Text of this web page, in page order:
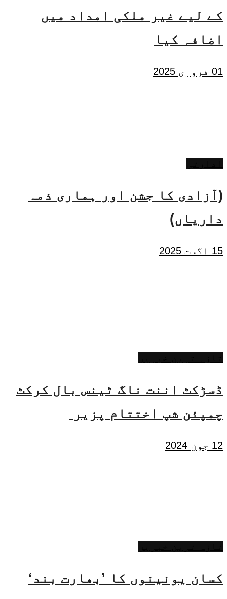
کے لیے غیر ملکی امداد میں
اضافہ کیا
01 فروری 2025
(آزادی کا جشن اور ہماری ذمہ
داریاں)
15 اگست 2025
ڈسڑکٹ اننت ناگ ٹینس بال کرکٹ
چمپئن شپ اختتام پزیر
12 جون 2024
کسان یونینوں کا ’بھارت بند‘